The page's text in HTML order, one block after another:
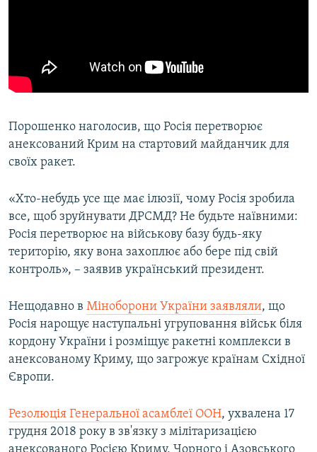
Порошенко наголосив, що Росія перетворює
анексований Крим на стартовий майданчик для
своїх ракет.
«Хто-небудь усе ще має ілюзії, чому Росія зробила
все, щоб зруйнувати ДРСМД? Не будьте наївними:
Росія перетворює на військову базу будь-яку
територію, яку вона захоплює або бере під свій
контроль», – заявив український президент.
Нещодавно в Міноборони України заявляли, що
Росія нарощує наступальні угруповання військ біля
кордону України і розміщує ракетні комплекси в
анексованому Криму, що загрожує країнам Східної
Європи.
Резолюція Генеральної асамблеї ООН, ухвалена 17
грудня 2018 року в зв'язку з мілітаризацією